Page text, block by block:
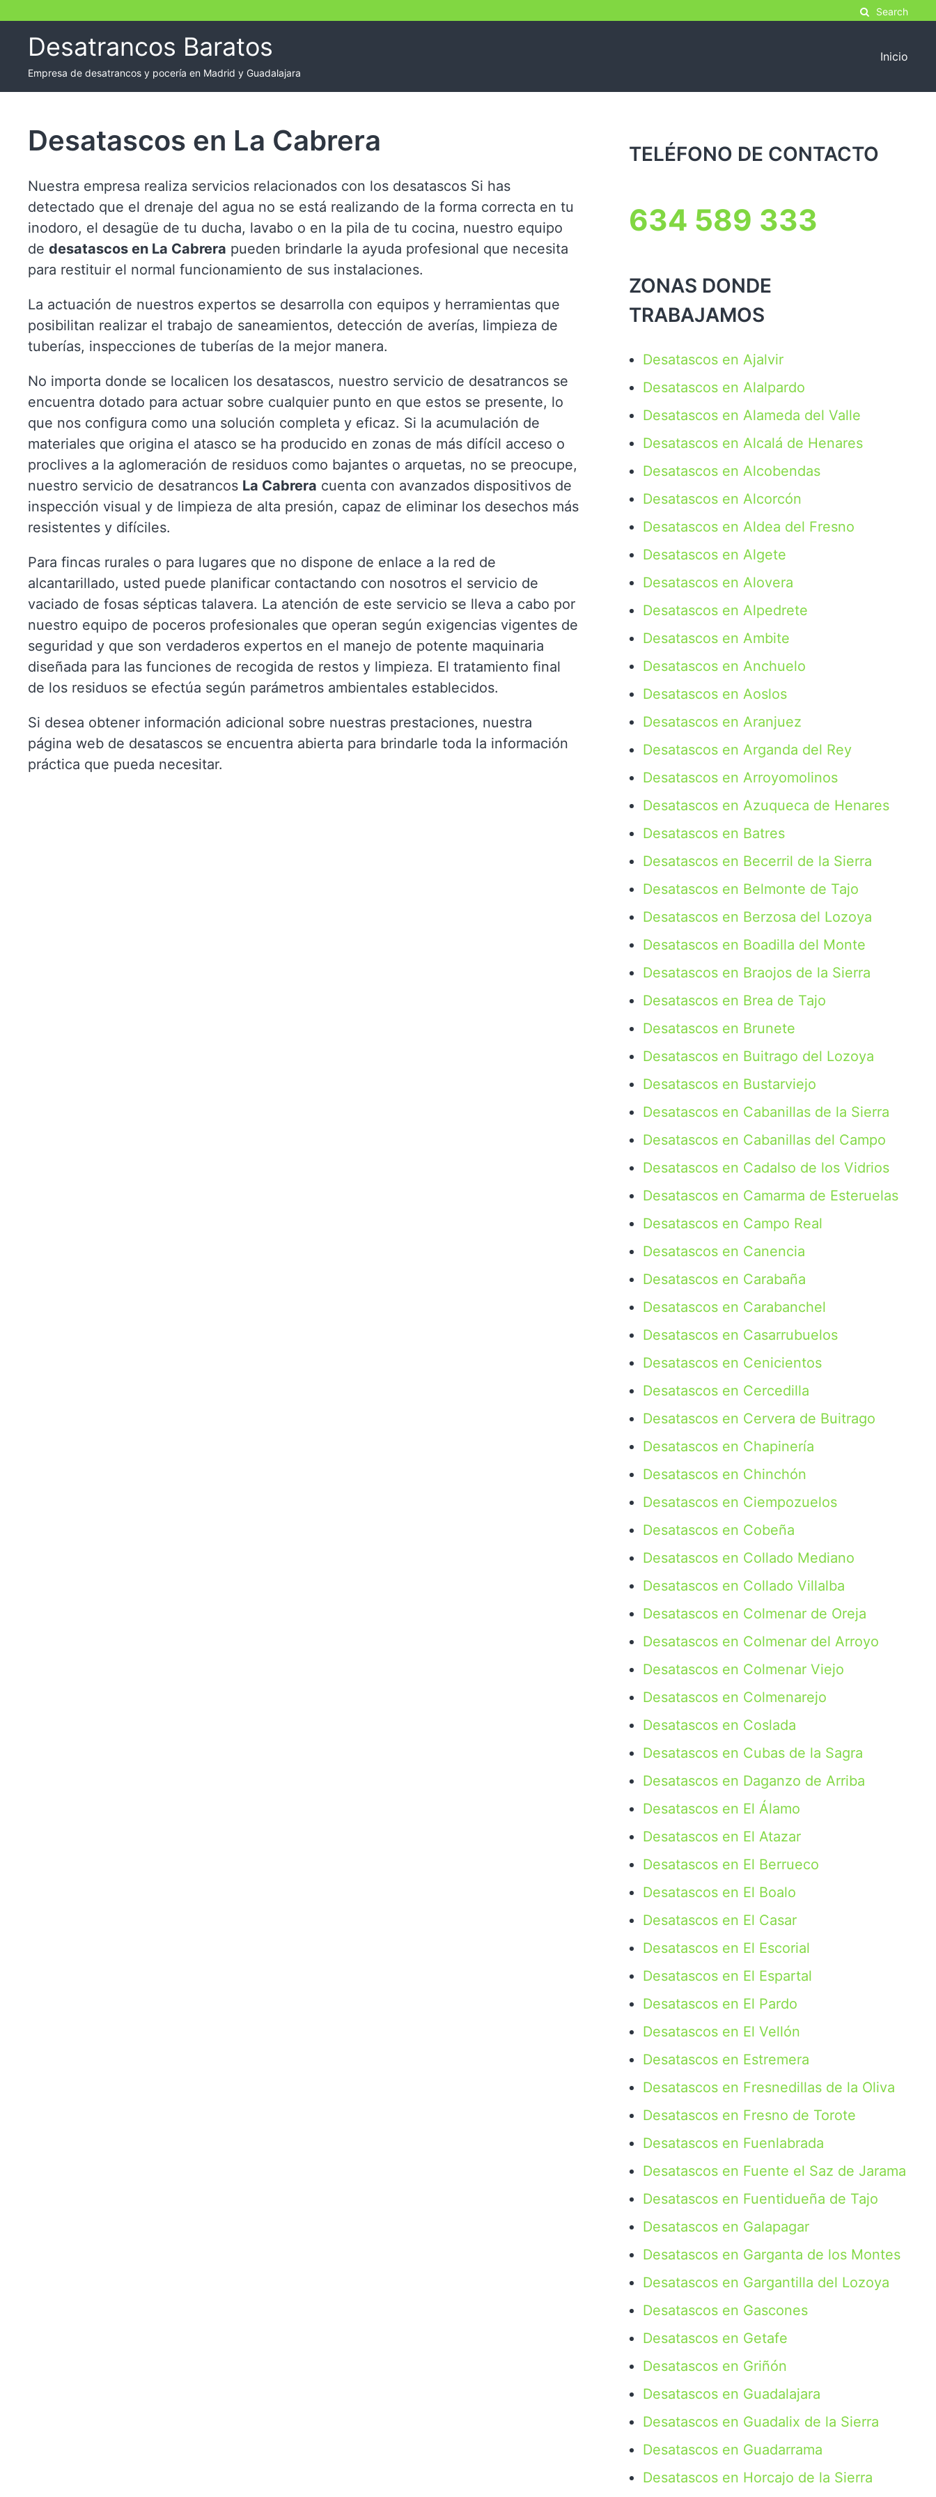
content
Search
Desatrancos Baratos
Empresa de desatrancos y pocería en Madrid y Guadalajara
Inicio
Desatascos en La Cabrera
Nuestra empresa realiza servicios relacionados con los desatascos Si has
detectado que el drenaje del agua no se está realizando de la forma correcta en tu
inodoro, el desagüe de tu ducha, lavabo o en la pila de tu cocina, nuestro equipo
de desatascos en La Cabrera pueden brindarle la ayuda profesional que necesita
para restituir el normal funcionamiento de sus instalaciones.
La actuación de nuestros expertos se desarrolla con equipos y herramientas que
posibilitan realizar el trabajo de saneamientos, detección de averías, limpieza de
tuberías, inspecciones de tuberías de la mejor manera.
No importa donde se localicen los desatascos, nuestro servicio de desatrancos se
encuentra dotado para actuar sobre cualquier punto en que estos se presente, lo
que nos configura como una solución completa y eficaz. Si la acumulación de
materiales que origina el atasco se ha producido en zonas de más difícil acceso o
proclives a la aglomeración de residuos como bajantes o arquetas, no se preocupe,
nuestro servicio de desatrancos La Cabrera cuenta con avanzados dispositivos de
inspección visual y de limpieza de alta presión, capaz de eliminar los desechos más
resistentes y difíciles.
Para fincas rurales o para lugares que no dispone de enlace a la red de
alcantarillado, usted puede planificar contactando con nosotros el servicio de
vaciado de fosas sépticas talavera. La atención de este servicio se lleva a cabo por
nuestro equipo de poceros profesionales que operan según exigencias vigentes de
seguridad y que son verdaderos expertos en el manejo de potente maquinaria
diseñada para las funciones de recogida de restos y limpieza. El tratamiento final
de los residuos se efectúa según parámetros ambientales establecidos.
Si desea obtener información adicional sobre nuestras prestaciones, nuestra
página web de desatascos se encuentra abierta para brindarle toda la información
práctica que pueda necesitar.
TELÉFONO DE CONTACTO
634 589 333
ZONAS DONDE
TRABAJAMOS
Desatascos en Ajalvir
Desatascos en Alalpardo
Desatascos en Alameda del Valle
Desatascos en Alcalá de Henares
Desatascos en Alcobendas
Desatascos en Alcorcón
Desatascos en Aldea del Fresno
Desatascos en Algete
Desatascos en Alovera
Desatascos en Alpedrete
Desatascos en Ambite
Desatascos en Anchuelo
Desatascos en Aoslos
Desatascos en Aranjuez
Desatascos en Arganda del Rey
Desatascos en Arroyomolinos
Desatascos en Azuqueca de Henares
Desatascos en Batres
Desatascos en Becerril de la Sierra
Desatascos en Belmonte de Tajo
Desatascos en Berzosa del Lozoya
Desatascos en Boadilla del Monte
Desatascos en Braojos de la Sierra
Desatascos en Brea de Tajo
Desatascos en Brunete
Desatascos en Buitrago del Lozoya
Desatascos en Bustarviejo
Desatascos en Cabanillas de la Sierra
Desatascos en Cabanillas del Campo
Desatascos en Cadalso de los Vidrios
Desatascos en Camarma de Esteruelas
Desatascos en Campo Real
Desatascos en Canencia
Desatascos en Carabaña
Desatascos en Carabanchel
Desatascos en Casarrubuelos
Desatascos en Cenicientos
Desatascos en Cercedilla
Desatascos en Cervera de Buitrago
Desatascos en Chapinería
Desatascos en Chinchón
Desatascos en Ciempozuelos
Desatascos en Cobeña
Desatascos en Collado Mediano
Desatascos en Collado Villalba
Desatascos en Colmenar de Oreja
Desatascos en Colmenar del Arroyo
Desatascos en Colmenar Viejo
Desatascos en Colmenarejo
Desatascos en Coslada
Desatascos en Cubas de la Sagra
Desatascos en Daganzo de Arriba
Desatascos en El Álamo
Desatascos en El Atazar
Desatascos en El Berrueco
Desatascos en El Boalo
Desatascos en El Casar
Desatascos en El Escorial
Desatascos en El Espartal
Desatascos en El Pardo
Desatascos en El Vellón
Desatascos en Estremera
Desatascos en Fresnedillas de la Oliva
Desatascos en Fresno de Torote
Desatascos en Fuenlabrada
Desatascos en Fuente el Saz de Jarama
Desatascos en Fuentidueña de Tajo
Desatascos en Galapagar
Desatascos en Garganta de los Montes
Desatascos en Gargantilla del Lozoya
Desatascos en Gascones
Desatascos en Getafe
Desatascos en Griñón
Desatascos en Guadalajara
Desatascos en Guadalix de la Sierra
Desatascos en Guadarrama
Desatascos en Horcajo de la Sierra